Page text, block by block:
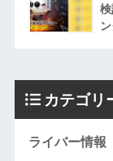
カテゴリ
ライバー情報